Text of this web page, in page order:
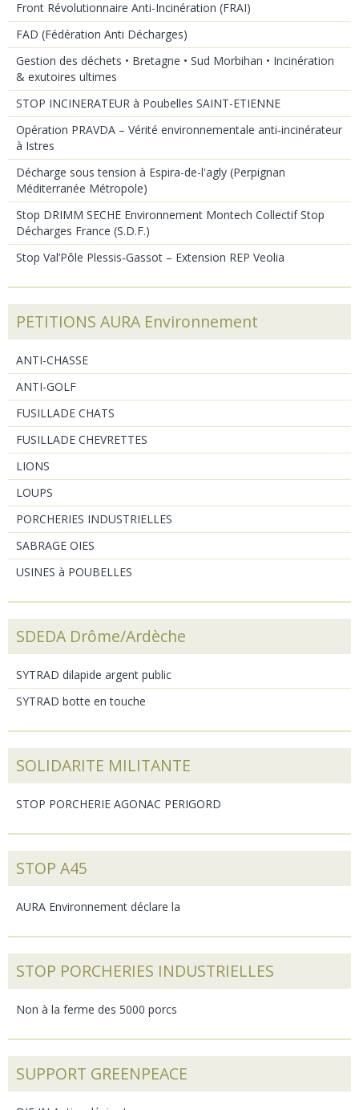
Front Révolutionnaire Anti-Incinération (FRAI)
FAD (Fédération Anti Décharges)
Gestion des déchets • Bretagne • Sud Morbihan • Incinération
& exutoires ultimes
STOP INCINERATEUR à Poubelles SAINT-ETIENNE
Opération PRAVDA – Vérité environnementale anti‑incinérateur
à Istres
Décharge sous tension à Espira-de-l'agly (Perpignan
Méditerranée Métropole)
Stop DRIMM SECHE Environnement Montech Collectif Stop
Décharges France (S.D.F.)
Stop Val’Pôle Plessis‑Gassot – Extension REP Veolia
PETITIONS AURA Environnement
ANTI-CHASSE
ANTI-GOLF
FUSILLADE CHATS
FUSILLADE CHEVRETTES
LIONS
LOUPS
PORCHERIES INDUSTRIELLES
SABRAGE OIES
USINES à POUBELLES
SDEDA Drôme/Ardèche
SYTRAD dilapide argent public
SYTRAD botte en touche
SOLIDARITE MILITANTE
STOP PORCHERIE AGONAC PERIGORD
STOP A45
AURA Environnement déclare la
STOP PORCHERIES INDUSTRIELLES
Non à la ferme des 5000 porcs
SUPPORT GREENPEACE